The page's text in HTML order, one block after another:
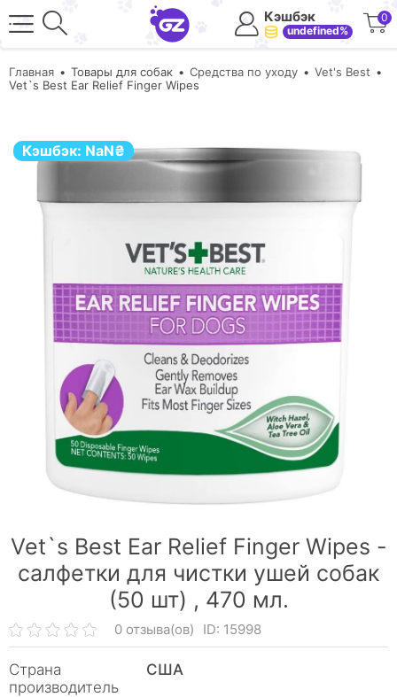
Кэшбэк
undefined%
0
Главная Товары для собак Средства по уходу
Vet's Best
Vet`s Best Ear Relief Finger Wipes
Кэшбэк: NaN₴
Vet`s Best Ear Relief Finger Wipes -
салфетки для чистки ушей собак
(50 шт) , 470 мл.
0 отзыва(ов) ID: 15998
Страна
производитель
США